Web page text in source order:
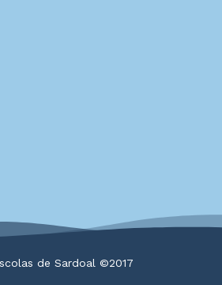
de Sardoal ©2017